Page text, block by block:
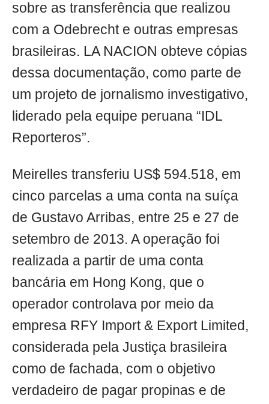
sobre as transferência que realizou
com a Odebrecht e outras empresas
brasileiras. LA NACION obteve cópias
dessa documentação, como parte de
um projeto de jornalismo investigativo,
liderado pela equipe peruana “IDL
Reporteros”.
Meirelles transferiu US$ 594.518, em
cinco parcelas a uma conta na suíça
de Gustavo Arribas, entre 25 e 27 de
setembro de 2013. A operação foi
realizada a partir de uma conta
bancária em Hong Kong, que o
operador controlava por meio da
empresa RFY Import & Export Limited,
considerada pela Justiça brasileira
como de fachada, com o objetivo
verdadeiro de pagar propinas e de